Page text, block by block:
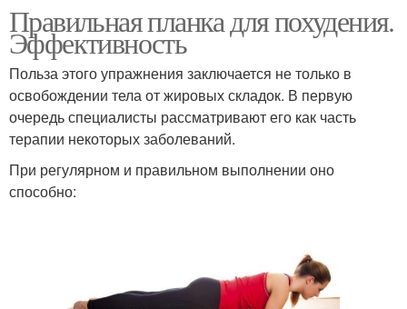
Правильная планка для похудения.
Эффективность
Польза этого упражнения заключается не только в
освобождении тела от жировых складок. В первую
очередь специалисты рассматривают его как часть
терапии некоторых заболеваний.
При регулярном и правильном выполнении оно
способно: